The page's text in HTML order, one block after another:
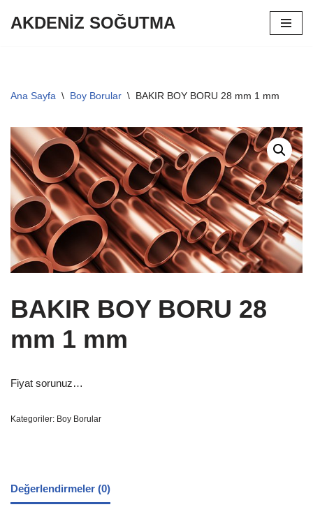
AKDENİZ SOĞUTMA
Ana Sayfa \ Boy Borular \ BAKIR BOY BORU 28 mm 1 mm
BAKIR BOY BORU 28
mm 1 mm
Fiyat sorunuz…
Kategoriler: Boy Borular
Değerlendirmeler (0)